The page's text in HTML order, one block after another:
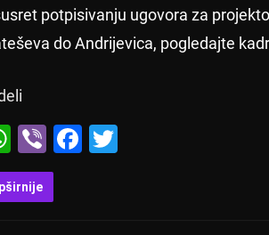
potpisivanju ugovora za
do Andrijevica, pogledajte
W
h
at
Vi
b
er
F